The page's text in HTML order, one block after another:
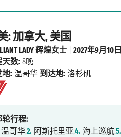
: 加拿大, 美国
LADY 辉煌女士 |2027年9月10日
天数: 8晚
地: 温哥华 到达地: 洛杉矶
轮行程:
温哥华,2. 阿斯托里亚,4. 海上巡航,5.